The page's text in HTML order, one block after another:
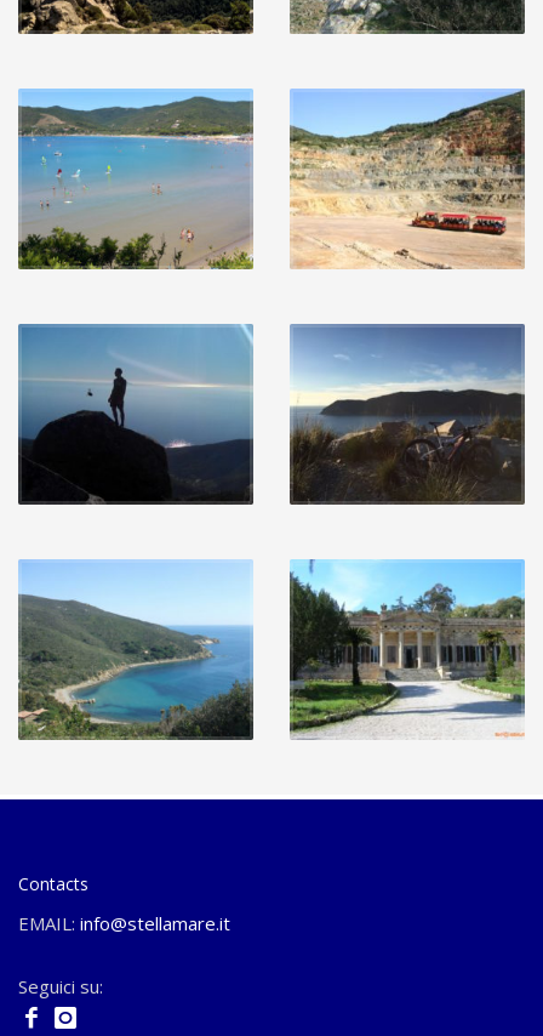
Contacts
EMAIL: info@stellamare.it
Seguici su: